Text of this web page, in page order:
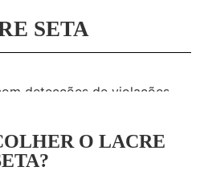
SETA
O LACRE